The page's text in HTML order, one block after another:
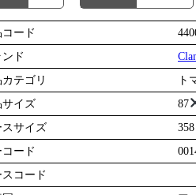
ード
ド
テゴリ
ト
サイズ
87
スサイズ
358
ード
コード